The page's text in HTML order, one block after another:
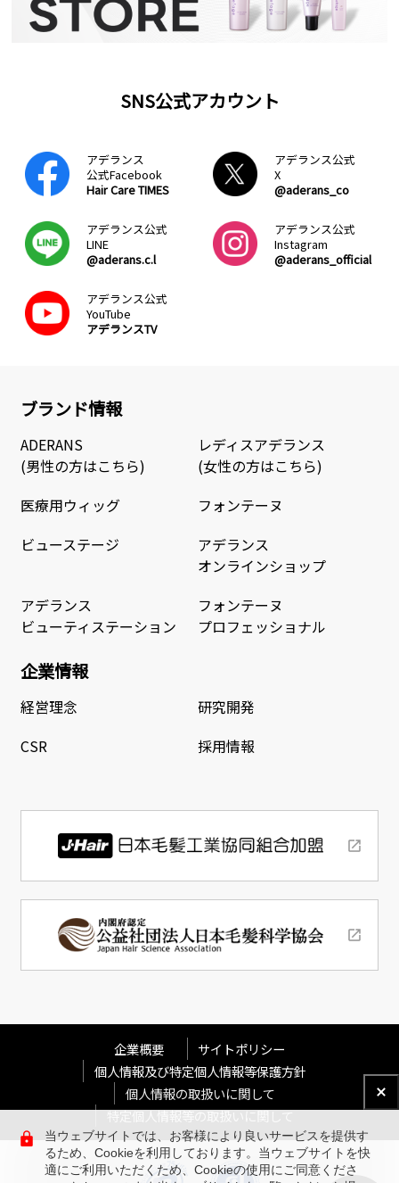
SNS公式アカウント
アデランス
公式Facebook
Hair Care TIMES
アデランス公式
X
@aderans_co
アデランス公式
LINE
@aderans.c.l
アデランス公式
Instagram
@aderans_official
アデランス公式
YouTube
アデランスTV
ブランド情報
ADERANS
(男性の方はこちら)
レディスアデランス
(女性の方はこちら)
医療用ウィッグ
フォンテーヌ
ビューステージ
アデランス
オンラインショップ
アデランス
ビューティステーション
フォンテーヌ
プロフェッショナル
企業情報
経営理念
研究開発
CSR
採用情報
企業概要
サイトポリシー
個人情報及び特定個人情報等保護方針
個人情報の取扱いに関して
特定個人情報等の取扱いに関して
当ウェブサイトでは、お客様により良いサービスを提供す
るため、Cookieを利用しております。当ウェブサイトを快
適にご利用いただくため、Cookieの使用にご同意くださ